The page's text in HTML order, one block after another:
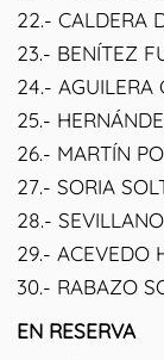
22.- CALDERA
23.- BENÍTEZ
24.- AGUILERA
25.-
26.- MARTÍN
27.- SORIA
28.-
29.- ACEVEDO
30.- RABAZO
EN RESERVA